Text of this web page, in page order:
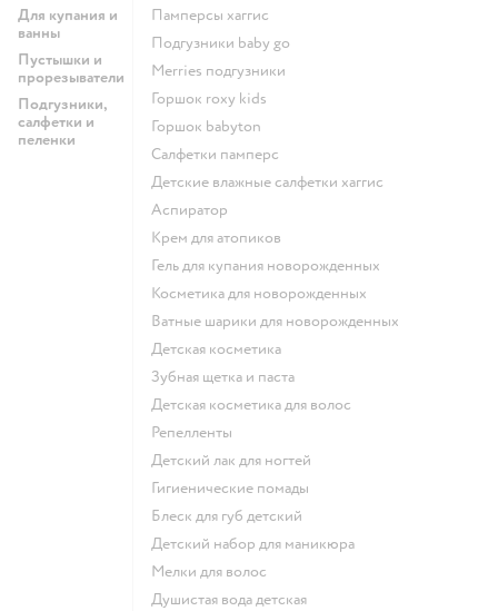
Для купания и
ванны
Пустышки и
прорезыватели
Подгузники,
салфетки и
пеленки
памперсы хаггис
подгузники baby go
merries подгузники
горшок roxy kids
горшок babyton
салфетки памперс
детские влажные салфетки хаггис
аспиратор
крем для атопиков
гель для купания новорожденных
косметика для новорожденных
ватные шарики для новорожденных
детская косметика
зубная щетка и паста
детская косметика для волос
репелленты
детский лак для ногтей
гигиенические помады
блеск для губ детский
детский набор для маникюра
мелки для волос
душистая вода детская